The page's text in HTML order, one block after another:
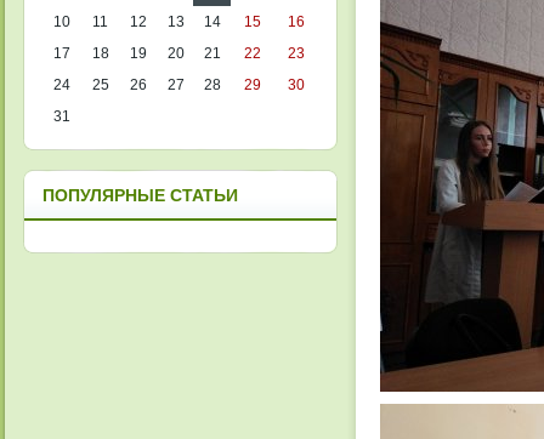
10
11 12 13 14 15
16
17
18 19 20 21 22
23
24
25 26 27 28 29
30
31
ПОПУЛЯРНЫЕ СТАТЬИ